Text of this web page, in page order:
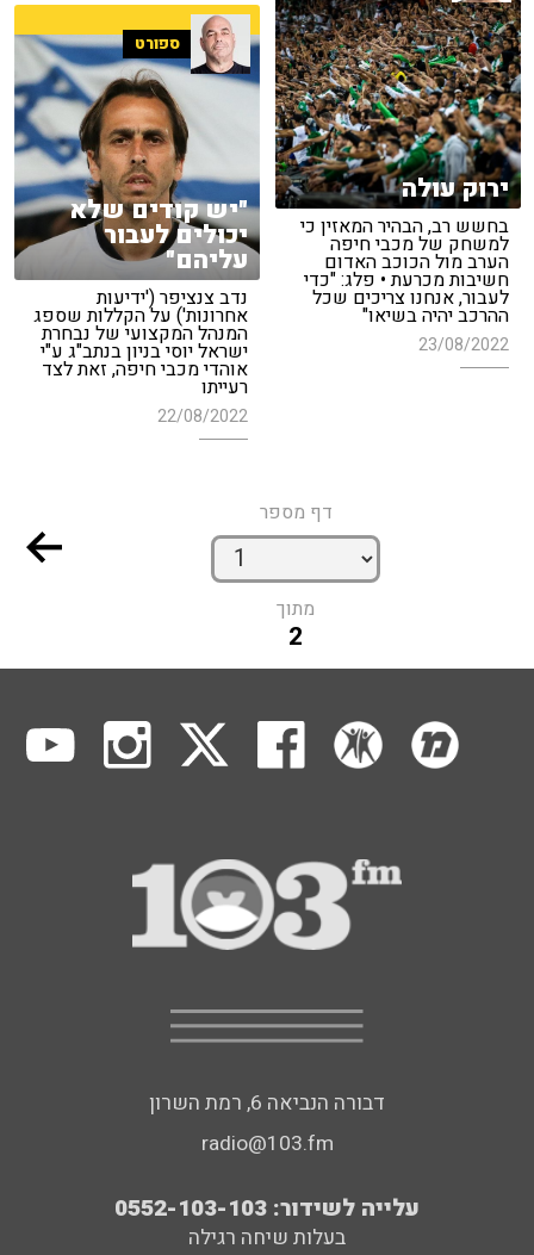
ירוק עולה
בחשש רב, הבהיר המאזין כי
למשחק של מכבי חיפה
הערב מול הכוכב האדום
חשיבות מכרעת • פלג: "כדי
לעבור, אנחנו צריכים שכל
ההרכב יהיה בשיאו"
23/08/2022
ספורט
"יש קודים שלא
יכולים לעבור
עליהם"
נדב צנציפר ('ידיעות
אחרונות') על הקללות שספג
המנהל המקצועי של נבחרת
ישראל יוסי בניון בנתב"ג ע"י
אוהדי מכבי חיפה, זאת לצד
רעייתו
22/08/2022
דף מספר
מתוך
2
דבורה הנביאה 6, רמת השרון
radio@103.fm
עלייה לשידור: 0552-103-103
בעלות שיחה רגילה